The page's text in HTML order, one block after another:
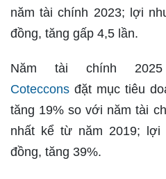
năm tài chính 2023; lợi
đồng, tăng gấp 4,5 lần.
Năm tài chính 2025
Coteccons đặt mục tiêu
tăng 19% so với năm tài
nhất kể từ năm 2019; lợi
đồng, tăng 39%.